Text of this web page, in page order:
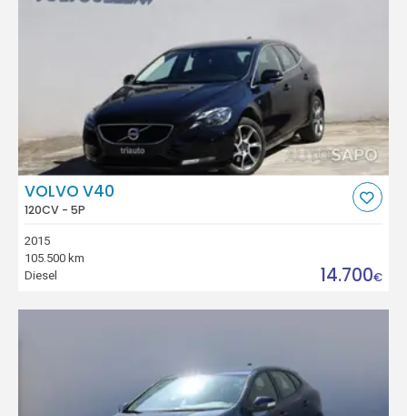
VOLVO V40
120CV - 5P
2015
105.500 km
Diesel
14.700€